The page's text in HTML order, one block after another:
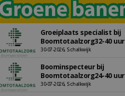
Groeiplaats specialist bij
Boomtotaalzorg32-40 uur
30-07-2026, Schalkwijk
Boominspecteur bij
Boomtotaalzorg24-40 uur
30-07-2026, Schalkwijk